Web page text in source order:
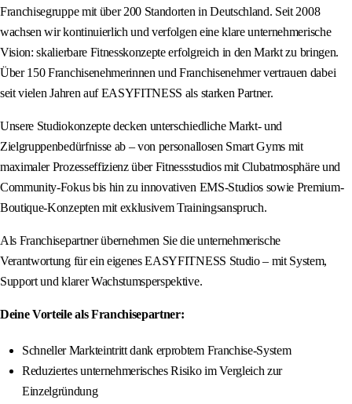
Franchisegruppe mit über 200 Standorten in Deutschland. Seit 2008
wachsen wir kontinuierlich und verfolgen eine klare unternehmerische
Vision: skalierbare Fitnesskonzepte erfolgreich in den Markt zu bringen.
Über 150 Franchisenehmerinnen und Franchisenehmer vertrauen dabei
seit vielen Jahren auf EASYFITNESS als starken Partner.
Unsere Studiokonzepte decken unterschiedliche Markt- und
Zielgruppenbedürfnisse ab – von personallosen Smart Gyms mit
maximaler Prozesseffizienz über Fitnessstudios mit Clubatmosphäre und
Community-Fokus bis hin zu innovativen EMS-Studios sowie Premium-
Boutique-Konzepten mit exklusivem Trainingsanspruch.
Als Franchisepartner übernehmen Sie die unternehmerische
Verantwortung für ein eigenes EASYFITNESS Studio – mit System,
Support und klarer Wachstumsperspektive.
Deine Vorteile als Franchisepartner:
Schneller Markteintritt dank erprobtem Franchise-System
Reduziertes unternehmerisches Risiko im Vergleich zur
Einzelgründung